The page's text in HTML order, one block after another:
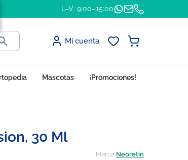
L–V: 9:00–15:00
Mi cuenta
Mascotas ¡Promociones!
30 Ml
Marca Neoretin